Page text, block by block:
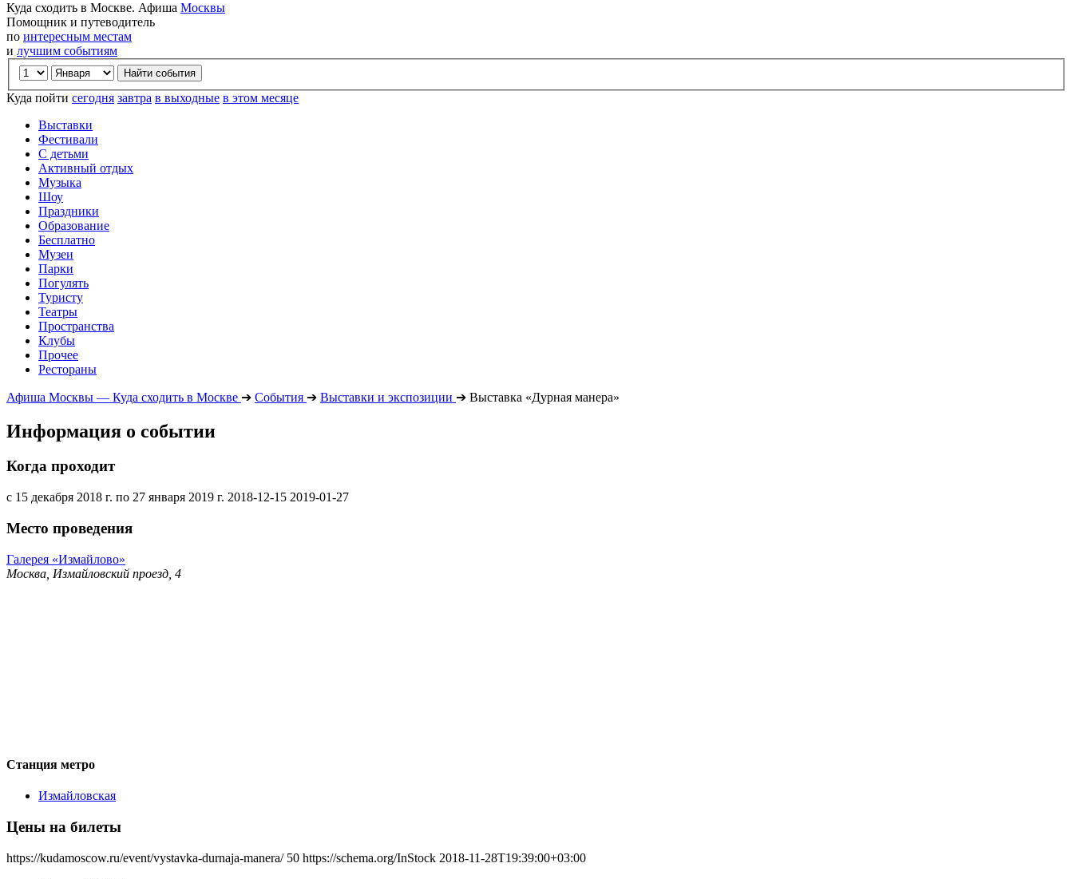
Куда сходить в Москве. Афиша Москвы
Помощник и путеводитель
по интересным местам
и лучшим событиям
Куда пойти сегодня завтра в выходные в этом месяце
Выставки
Фестивали
С детьми
Активный отдых
Музыка
Шоу
Праздники
Образование
Бесплатно
Музеи
Парки
Погулять
Туристу
Театры
Пространства
Клубы
Прочее
Рестораны
Афиша Москвы — Куда сходить в Москве ➔ События ➔ Выставки и экспозиции ➔ Выставка «Дурная манера»
Информация о событии
Когда проходит
с 15 декабря 2018 г. по 27 января 2019 г. 2018-12-15 2019-01-27
Место проведения
Галерея «Измайлово»
Москва, Измайловский проезд, 4
Станция метро
Измайловская
Цены на билеты
https://kudamoscow.ru/event/vystavka-durnaja-manera/ 50 https://schema.org/InStock 2018-11-28T19:39:00+03:00